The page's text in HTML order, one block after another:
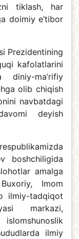
tiklash, har
doimiy e’tibor
Prezidentining
kafolatlarini
diniy-ma’rifiy
olib chiqish
navbatdagi
deyish
boshchiligida
amalga
Imom
ilmiy-tadqiqot
markazi,
ilmiy